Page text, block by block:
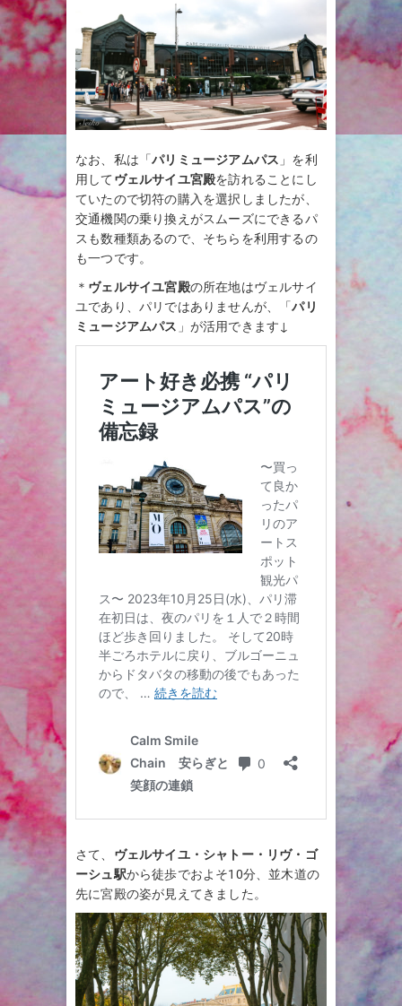
なお、私は「パリミュージアムパス 」を利
用してヴェルサイユ宮殿を訪れることにし
ていたので切符の購入を選択しましたが、
交通機関の乗り換えがスムーズにできるパ
スも数種類あるので、そちらを利用するの
も一つです。
＊ ヴェルサイユ宮殿の所在地はヴェルサイ
ユであり、パリではありませんが、「パリ
ミュージアムパス 」が活用できます↓
さて、 ヴェルサイユ・シャトー・リヴ・ゴ
ーシュ駅から徒歩でおよそ10分、並木道の
先に宮殿の姿が見えてきました。